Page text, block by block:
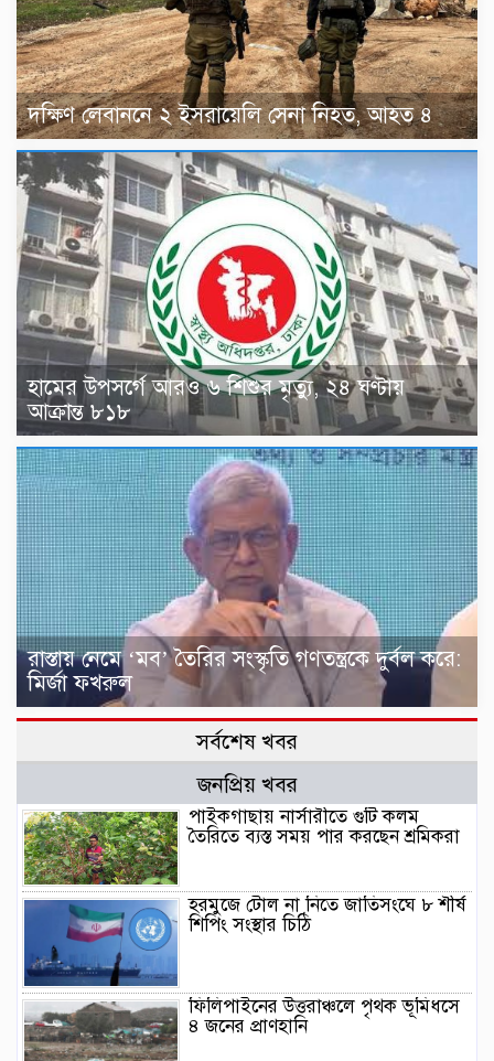
দক্ষিণ লেবাননে ২ ইসরায়েলি সেনা নিহত, আহত ৪
হামের উপসর্গে আরও ৬ শিশুর মৃত্যু, ২৪ ঘণ্টায়
আক্রান্ত ৮১৮
রাস্তায় নেমে ‘মব’ তৈরির সংস্কৃতি গণতন্ত্রকে দুর্বল করে:
মির্জা ফখরুল
সর্বশেষ খবর
জনপ্রিয় খবর
পাইকগাছায় নার্সারীতে গুটি কলম
তৈরিতে ব্যস্ত সময় পার করছেন শ্রমিকরা
হরমুজে টোল না নিতে জাতিসংঘে ৮ শীর্ষ
শিপিং সংস্থার চিঠি
ফিলিপাইনের উত্তরাঞ্চলে পৃথক ভূমিধসে
৪ জনের প্রাণহানি